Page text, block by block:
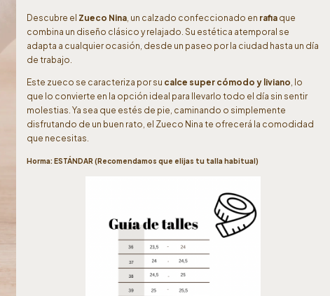
Descubre el Zueco Nina, un calzado confeccionado en rafia que
combina un diseño clásico y relajado. Su estética atemporal se
adapta a cualquier ocasión, desde un paseo por la ciudad hasta un día
de trabajo.
Este zueco se caracteriza por su calce super cómodo y liviano, lo
que lo convierte en la opción ideal para llevarlo todo el día sin sentir
molestias. Ya sea que estés de pie, caminando o simplemente
disfrutando de un buen rato, el Zueco Nina te ofrecerá la comodidad
que necesitas.
Horma: ESTÁNDAR (Recomendamos que elijas tu talla habitual)